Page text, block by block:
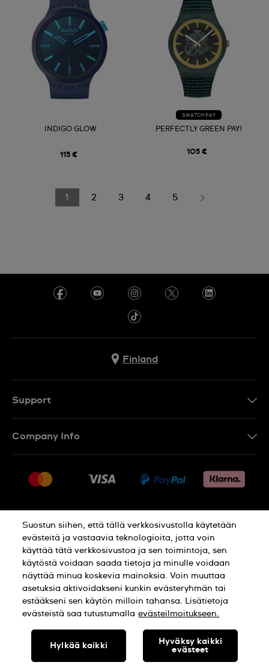
INDIGO GLOW
115 €
SWATCH PAY
PERFECTLY GREEN PAY!
105 €
1 2 3 4 5
Finland
Support
Palautukset
Myyntiehdot
Withdraw from contract
Company Info
Jobs
Privacy Policy Cookie Notice
Terms of use
SWISS MADE
Suostun siihen, että tällä verkkosivustolla käytetään
evästeitä ja vastaavia teknologioita, jotta voin
käyttää tätä verkkosivustoa ja sen toimintoja, sen
käytöstä voidaan saada tietoja ja minulle voidaan
näyttää minua koskevia mainoksia. Voin muuttaa
asetuksia aktivoidakseni kunkin evästeryhmän tai
estääkseni sen käytön milloin tahansa. Lisätietoja
evästeistä saa tutustumalla evästeilmoitukseen.
Hylkää kaikki
Hyväksy kaikki
evästeet